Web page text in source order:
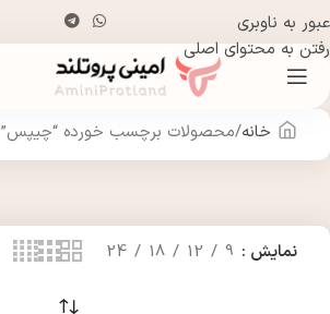
عبور به ناوبری
رفتن به محتوای اصلی
خانه محصولات برچسب خورده “چیپس”
نمایش 9
12
18
24